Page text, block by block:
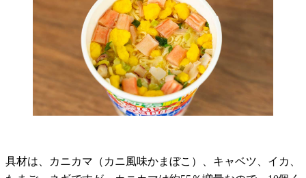
具材は、カニカマ（カニ風味かまぼこ）、キャベツ、イカ、